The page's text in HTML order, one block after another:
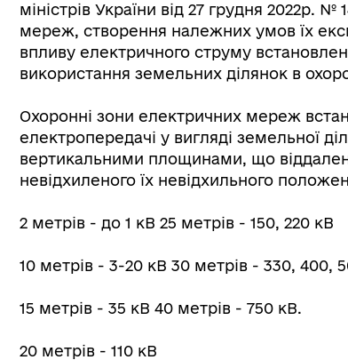
міністрів України від 27 грудня
мереж, створення належних умов їх
впливу електричного струму
використання земельних ділянок в
Охоронні зони електричних мереж
електропередачі у вигляді земельної
вертикальними площинами, що
невідхиленого їх невідхильного
2 метрів - до 1 кВ 25 метрів - 150, 220 кВ
10 метрів - 3-20 кВ 30 метрів - 330, 400,
15 метрів - 35 кВ 40 метрів - 750 кВ.
20 метрів - 110 кВ